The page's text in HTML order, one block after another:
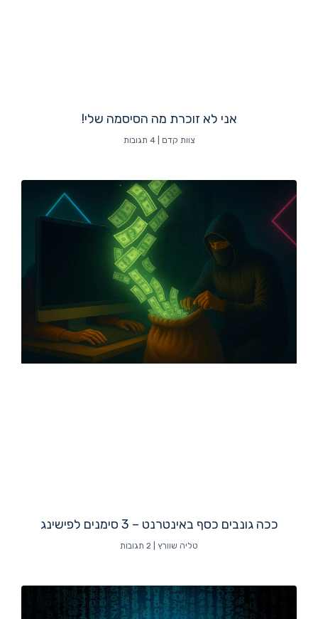
אני לא זוכרת מה הסיסמה שלי!
צוות קדם 4 תגובות
ככה גונבים כסף באינטרנט – 3 סימנים לפישינג
טליה שוורץ